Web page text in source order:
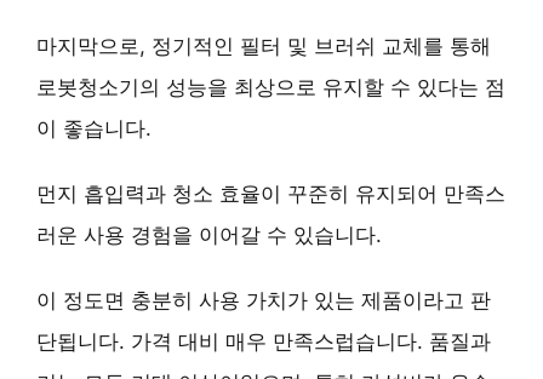
마지막으로, 정기적인 필터 및 브러쉬 교체를 통해
로봇청소기의 성능을 최상으로 유지할 수 있다는 점
이 좋습니다.
먼지 흡입력과 청소 효율이 꾸준히 유지되어 만족스
러운 사용 경험을 이어갈 수 있습니다.
이 정도면 충분히 사용 가치가 있는 제품이라고 판
단됩니다. 가격 대비 매우 만족스럽습니다. 품질과